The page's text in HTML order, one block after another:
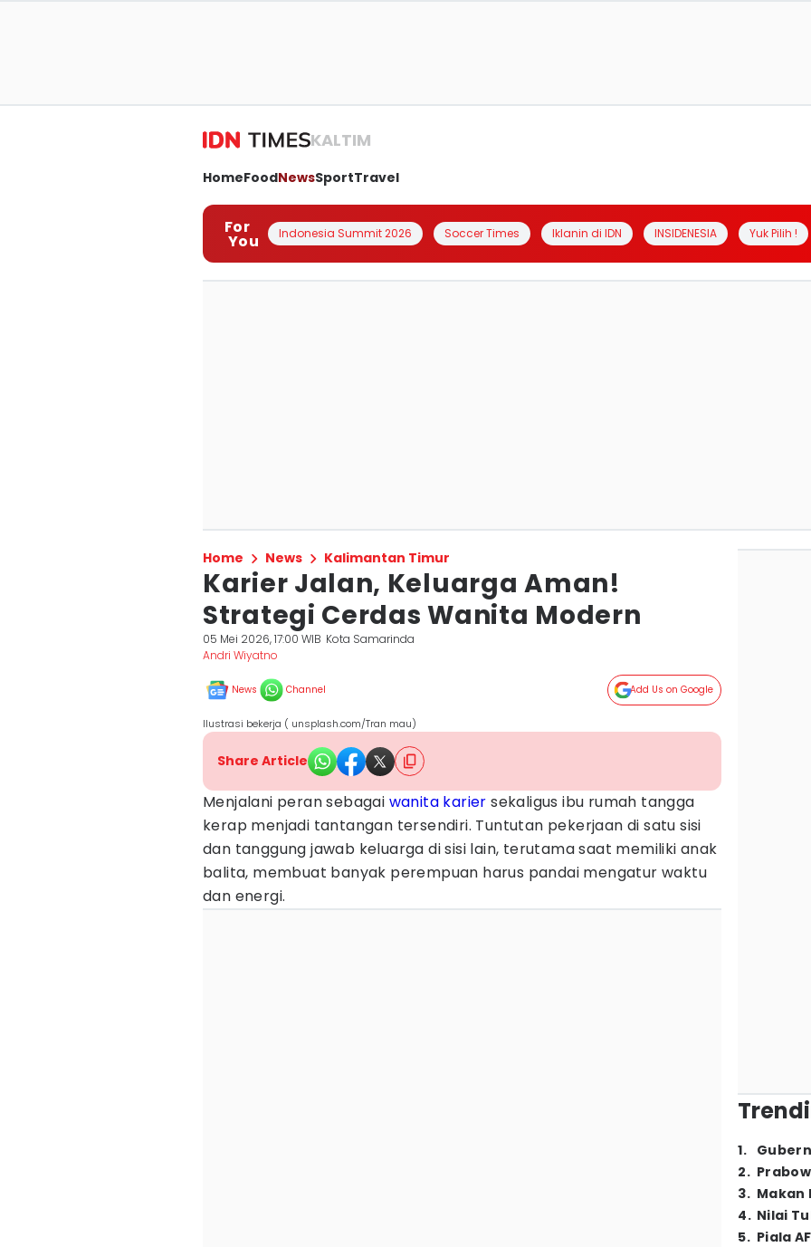
KALTIM
HomeFoodNewsSportTravel
For
You Indonesia Summit 2026 Soccer Times Iklanin di IDN INSIDENESIA Yuk Pilih !
Home News Kalimantan Timur
Karier Jalan, Keluarga Aman!
Strategi Cerdas Wanita Modern
05 Mei 2026, 17:00 WIB Kota Samarinda
Andri Wiyatno
News Channel Add Us on Google
Ilustrasi bekerja ( unsplash.com/Tran mau)
Share Article
Menjalani peran sebagai wanita karier sekaligus ibu rumah tangga
kerap menjadi tantangan tersendiri. Tuntutan pekerjaan di satu sisi
dan tanggung jawab keluarga di sisi lain, terutama saat memiliki anak
balita, membuat banyak perempuan harus pandai mengatur waktu
dan energi.
1.
2.
3. Makan
4. Nilai
5. Piala